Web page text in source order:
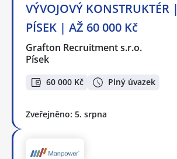
VÝVOJOVÝ KONSTRUKTÉR |
PÍSEK | AŽ 60 000 Kč
Grafton Recruitment s.r.o.
Písek
60 000 Kč Plný úvazek
Zveřejněno: 5. srpna